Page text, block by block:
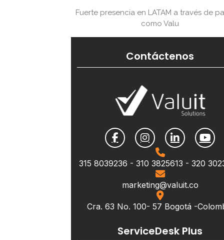
Fuerte presencia en LATAM a través de
como Valu
Contáctenos
315 8039236 - 310 3825613 - 320
marketing@valuit.co
Cra. 63 No. 100- 57 Bogotá -
ServiceDesk Plus